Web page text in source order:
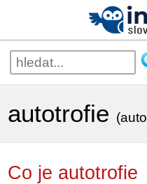
autotrofie
Co je